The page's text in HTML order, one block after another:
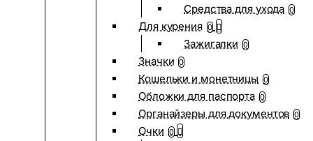
Средства для ухода 0
Для курения 0
Зажигалки 0
Значки 0
Кошельки и монетницы 0
Обложки для паспорта 0
Органайзеры для документов 0
Очки 0